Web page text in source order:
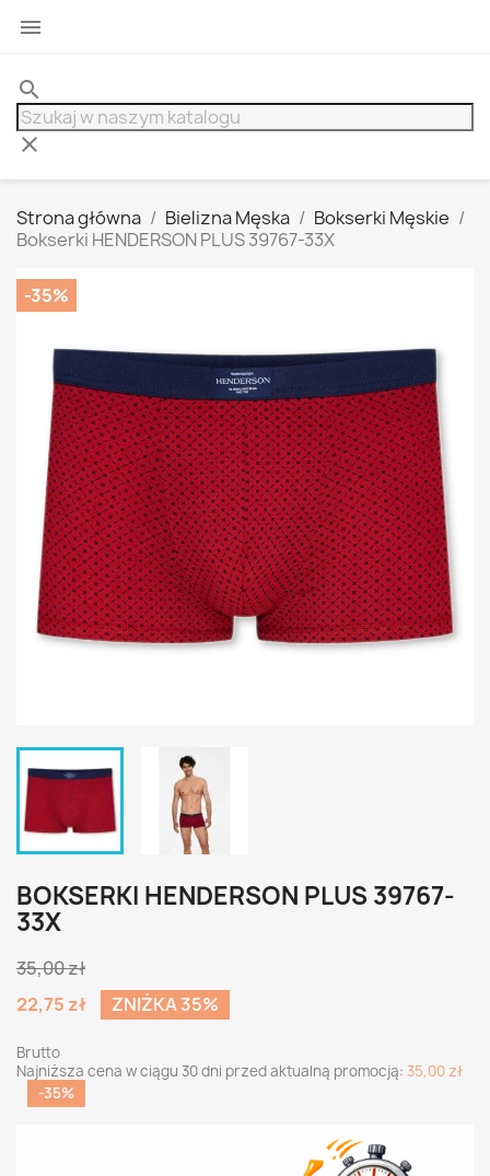

search
clear
Strona główna Bielizna Męska
Bokserki Męskie
Bokserki HENDERSON PLUS 39767-33X
-35%
BOKSERKI HENDERSON PLUS 39767-
33X
35,00 zł
22,75 zł
ZNIŻKA 35%
Brutto
Najniższa cena w ciągu 30 dni przed aktualną promocją: 35,00 zł
-35%